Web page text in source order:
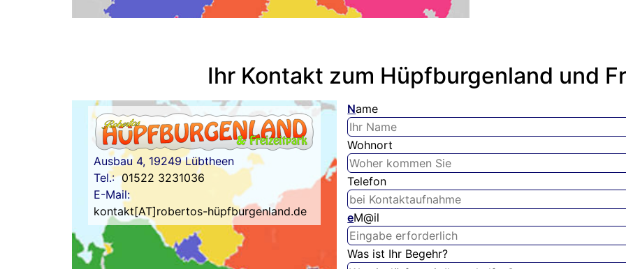
Ihr Kontakt zum Hüpfburgenland und
Ausbau 4, 19249 Lübtheen
Tel.:01522 3231036
E-Mail:
kontakt[AT]robertos-hüpfburgenland.de
Name
Wohnort
Telefon
eM@il
Was ist Ihr Begehr?